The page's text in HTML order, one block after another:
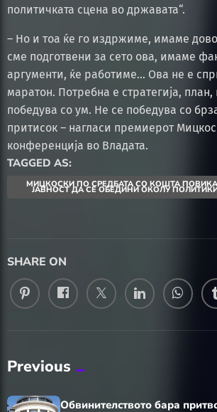
политичката сцена во државата“.
– Но и тоа ќе го издржиме, имаме
сме подготвени за сето ова, имаме
аргументи, ќе работиме… Ова не е
маратон. Потребна е стратегија,
победува со ум. Не се победува со
притисок – нагласи премиерот
конференција во Владата.
TAGGED AS:
МИЦКОСКИ ПО СРЕДБАТА СО КОШТА
ЈАВНОСТ ДА СЕ ОБЕДИНИ ОКОЛУ
SHARE ON
Previous
Обвинителството бара